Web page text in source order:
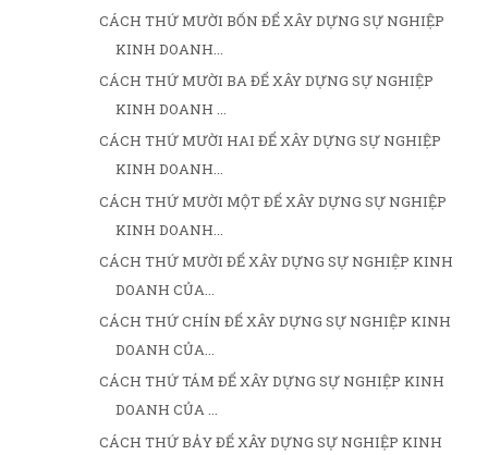
CÁCH THỨ MƯỜI BỐN ĐỂ XÂY DỰNG SỰ NGHIỆP
KINH DOANH...
CÁCH THỨ MƯỜI BA ĐỂ XÂY DỰNG SỰ NGHIỆP
KINH DOANH ...
CÁCH THỨ MƯỜI HAI ĐỂ XÂY DỰNG SỰ NGHIỆP
KINH DOANH...
CÁCH THỨ MƯỜI MỘT ĐỂ XÂY DỰNG SỰ NGHIỆP
KINH DOANH...
CÁCH THỨ MƯỜI ĐỂ XÂY DỰNG SỰ NGHIỆP KINH
DOANH CỦA...
CÁCH THỨ CHÍN ĐỂ XÂY DỰNG SỰ NGHIỆP KINH
DOANH CỦA...
CÁCH THỨ TÁM ĐỂ XÂY DỰNG SỰ NGHIỆP KINH
DOANH CỦA ...
CÁCH THỨ BẢY ĐỂ XÂY DỰNG SỰ NGHIỆP KINH